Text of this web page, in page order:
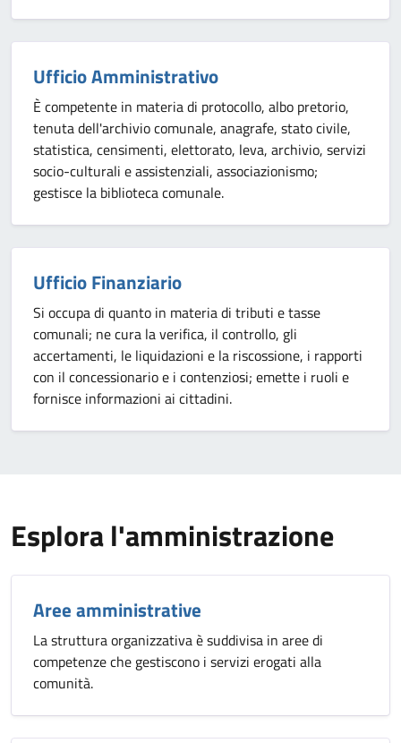
Ufficio Amministrativo
È competente in materia di protocollo, albo pretorio,
tenuta dell'archivio comunale, anagrafe, stato civile,
statistica, censimenti, elettorato, leva, archivio, servizi
socio-culturali e assistenziali, associazionismo;
gestisce la biblioteca comunale.
Ufficio Finanziario
Si occupa di quanto in materia di tributi e tasse
comunali; ne cura la verifica, il controllo, gli
accertamenti, le liquidazioni e la riscossione, i rapporti
con il concessionario e i contenziosi; emette i ruoli e
fornisce informazioni ai cittadini.
Esplora l'amministrazione
Aree amministrative
La struttura organizzativa è suddivisa in aree di
competenze che gestiscono i servizi erogati alla
comunità.